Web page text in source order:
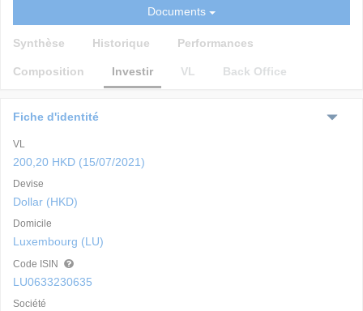
Documents
Synthèse Historique Performances
Composition Investir VL Back Office
Fiche d'identité
VL
200,20 HKD (15/07/2021)
Devise
Dollar (HKD)
Domicile
Luxembourg (LU)
Code ISIN
LU0633230635
Société